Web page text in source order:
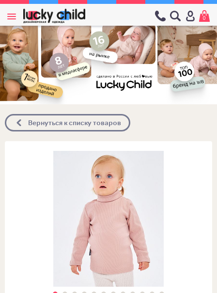
0
Вернуться к списку товаров